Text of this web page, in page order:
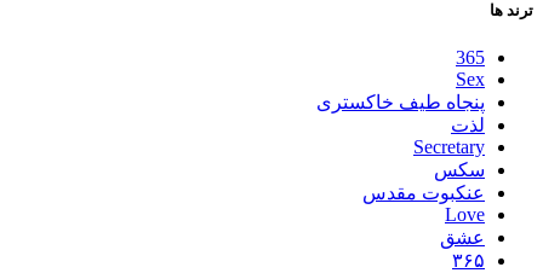
ترند ها
365
Sex
پنجاه طیف خاکستری
لذت
Secretary
سکس
عنکبوت مقدس
Love
عشق
۳۶۵